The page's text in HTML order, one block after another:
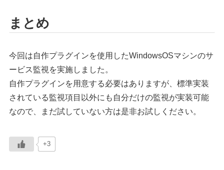
まとめ
今回は自作プラグインを使用したWindowsOSマシンのサ
ービス監視を実施しました。
自作プラグインを用意する必要はありますが、標準実装
されている監視項目以外にも自分だけの監視が実装可能
なので、まだ試していない方は是非お試しください。
+3